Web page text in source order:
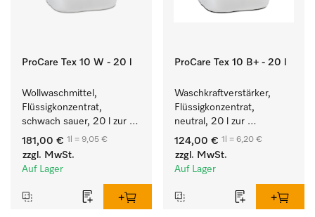
ProCare Tex 10 W - 20 l
Wollwaschmittel,
Flüssigkonzentrat,
schwach sauer, 20 l zur
maschinellen Reinigung
von Wolle.
181,00 € 1l = 9,05 €
zzgl. MwSt.
Auf Lager
ProCare Tex 10 B+ - 20 l
Waschkraftverstärker,
Flüssigkonzentrat,
neutral, 20 l zur
wirksamen Entfernung
von Fettverschmutzungen.
124,00 € 1l = 6,20 €
zzgl. MwSt.
Auf Lager